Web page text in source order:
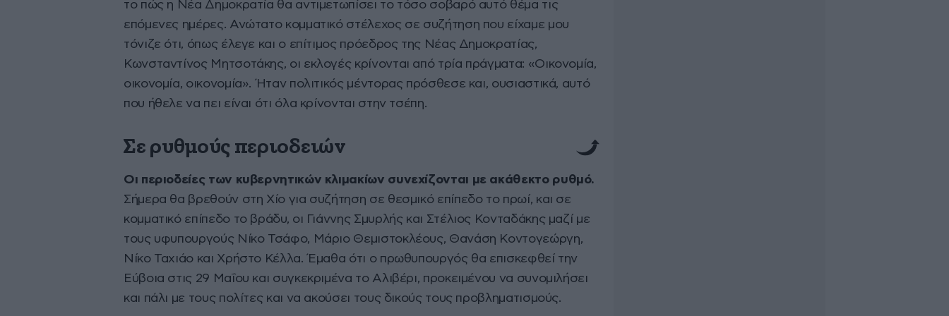
το πώς η Νέα Δημοκρατία θα αντιμετωπίσει το τόσο σοβαρό αυτό θέμα τις
επόμενες ημέρες. Ανώτατο κομματικό στέλεχος σε συζήτηση που είχαμε μου
τόνιζε ότι, όπως έλεγε και ο επίτιμος πρόεδρος της Νέας Δημοκρατίας,
Κωνσταντίνος Μητσοτάκης, οι εκλογές κρίνονται από τρία πράγματα: «Οικονομία,
οικονομία, οικονομία». Ήταν πολιτικός μέντορας πρόσθεσε και, ουσιαστικά, αυτό
που ήθελε να πει είναι ότι όλα κρίνονται στην τσέπη.
Σε ρυθμούς περιοδειών
Οι περιοδείες των κυβερνητικών κλιμακίων συνεχίζονται με ακάθεκτο ρυθμό.
Σήμερα θα βρεθούν στη Χίο για συζήτηση σε θεσμικό επίπεδο το πρωί, και σε
κομματικό επίπεδο το βράδυ, οι Γιάννης Σμυρλής και Στέλιος Κονταδάκης μαζί με
τους υφυπουργούς Νίκο Τσάφο, Μάριο Θεμιστοκλέους, Θανάση Κοντογεώργη,
Νίκο Ταχιάο και Χρήστο Κέλλα. Έμαθα ότι ο πρωθυπουργός θα επισκεφθεί την
Εύβοια στις 29 Μαΐου και συγκεκριμένα το Αλιβέρι, προκειμένου να συνομιλήσει
και πάλι με τους πολίτες και να ακούσει τους δικούς τους προβληματισμούς.